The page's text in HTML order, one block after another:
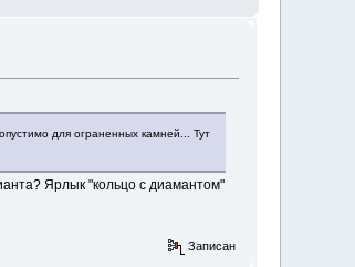
для ограненных камней... Тут
Ярлык "кольцо с диамантом"
Записан